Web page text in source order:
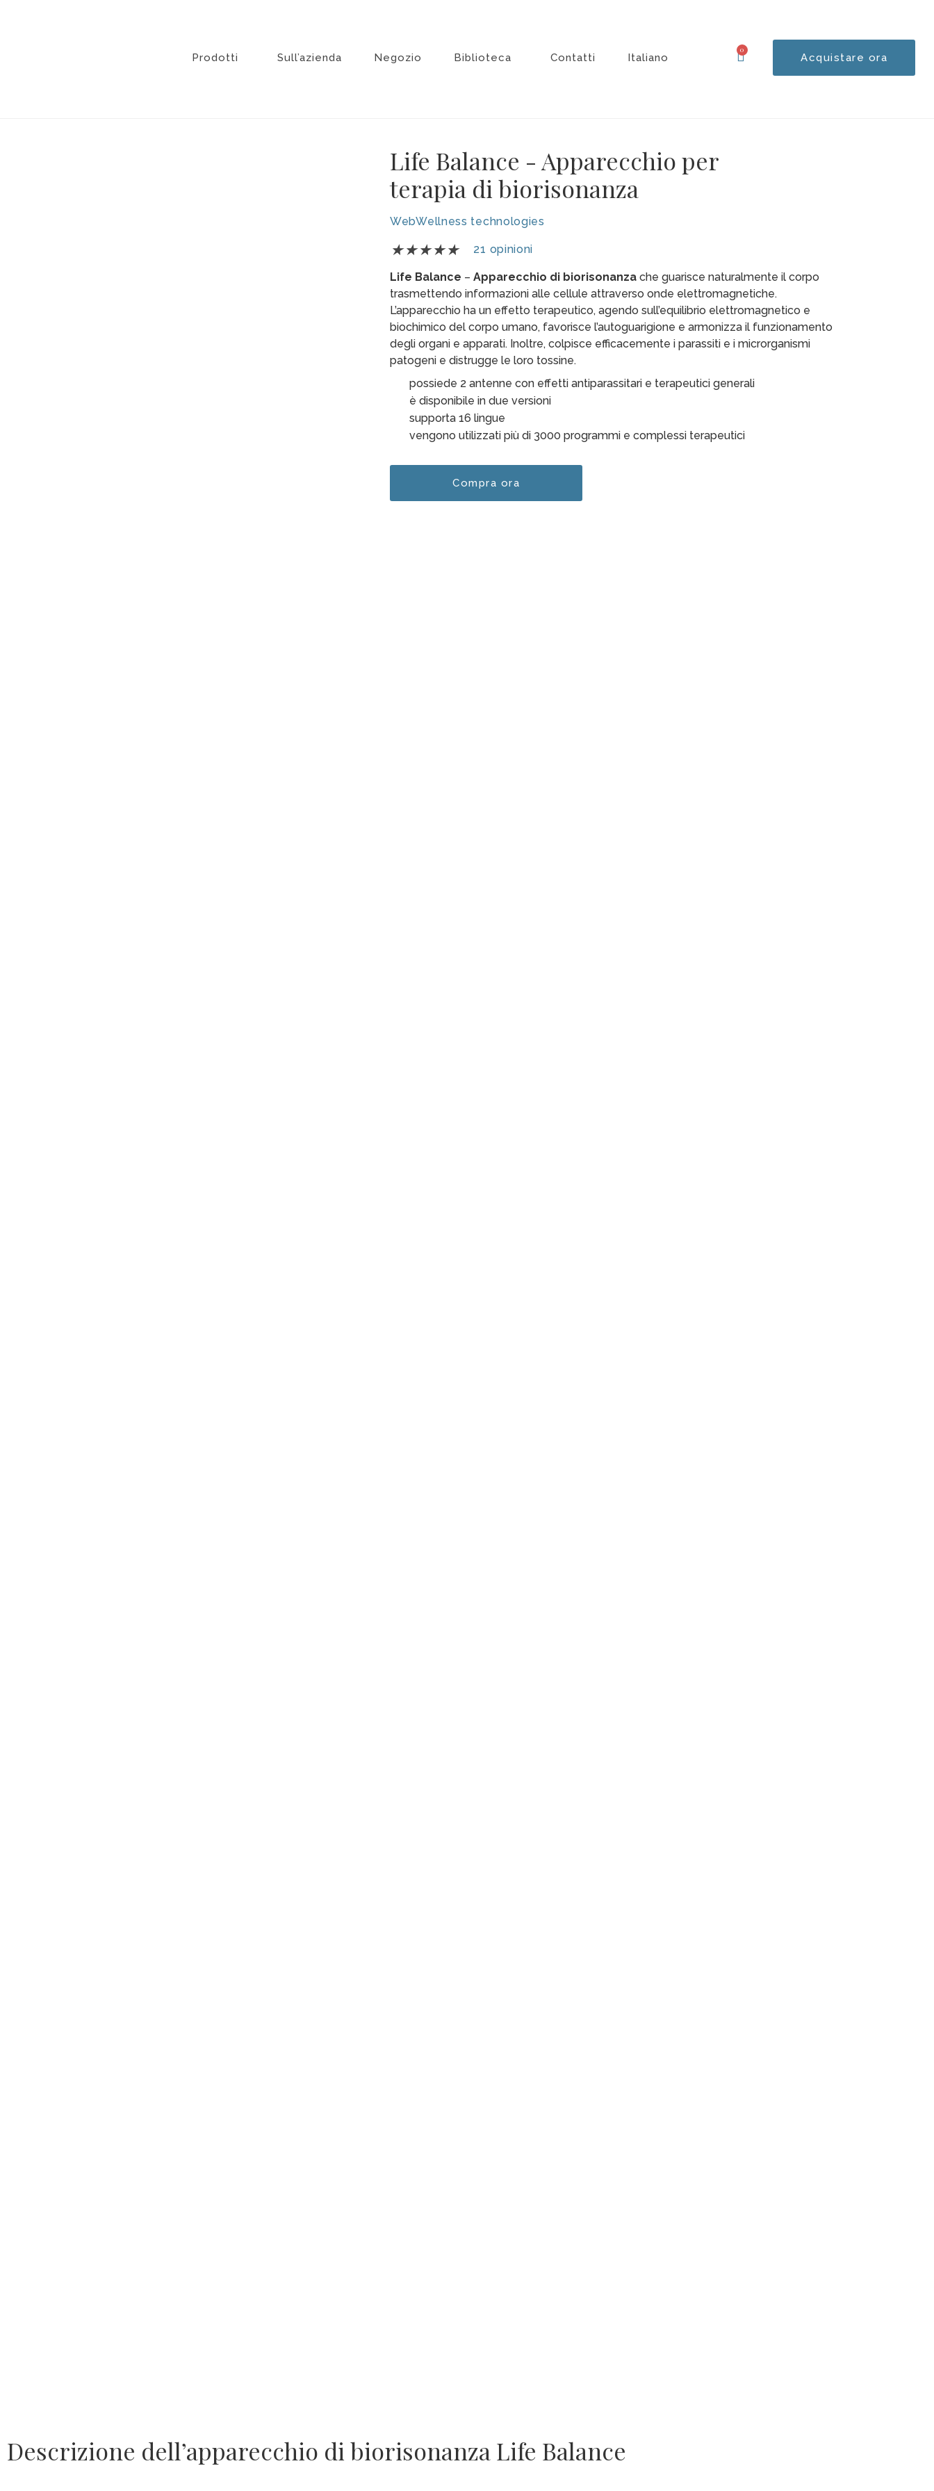
Prodotti Sull’azienda Negozio Biblioteca Contatti Italiano
0
Carrello
Acquistare ora
Life Balance - Apparecchio per
terapia di biorisonanza
WebWellness technologies
★★★★★V
l
u
t
a
z
i
o
n
e
5
u
5
21 opinioni
Life Balance –Apparecchio di biorisonanza che guarisce naturalmente il corpo
trasmettendo informazioni alle cellule attraverso onde elettromagnetiche.
L’apparecchio ha un effetto terapeutico, agendo sull’equilibrio elettromagnetico e
biochimico del corpo umano, favorisce l’autoguarigione e armonizza il funzionamento
degli organi e apparati. Inoltre, colpisce efficacemente i parassiti e i microrganismi
patogeni e distrugge le loro tossine.
possiede 2 antenne con effetti antiparassitari e terapeutici generali
è disponibile in due versioni
supporta 16 lingue
vengono utilizzati più di 3000 programmi e complessi terapeutici
Compra ora
Descrizione dell’apparecchio di biorisonanza Life Balance